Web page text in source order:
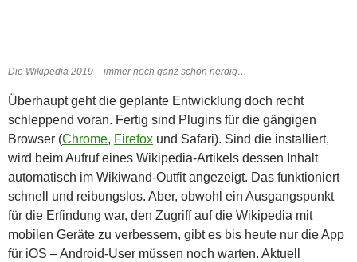
Die Wikipedia 2019 – immer noch ganz schön nerdig…
Überhaupt geht die geplante Entwicklung doch recht
schleppend voran. Fertig sind Plugins für die gängigen
Browser (Chrome, Firefox und Safari). Sind die installiert,
wird beim Aufruf eines Wikipedia-Artikels dessen Inhalt
automatisch im Wikiwand-Outfit angezeigt. Das funktioniert
schnell und reibungslos. Aber, obwohl ein Ausgangspunkt
für die Erfindung war, den Zugriff auf die Wikipedia mit
mobilen Geräte zu verbessern, gibt es bis heute nur die App
für iOS – Android-User müssen noch warten. Aktuell